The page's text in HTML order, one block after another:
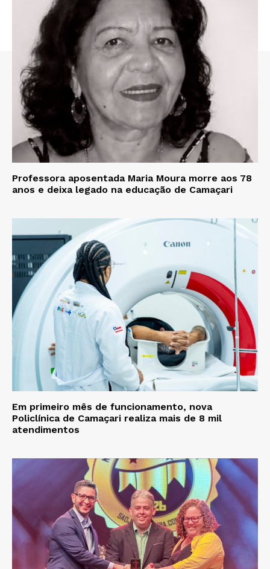
Professora aposentada Maria Moura morre aos 78
anos e deixa legado na educação de Camaçari
Em primeiro mês de funcionamento, nova
Policlínica de Camaçari realiza mais de 8 mil
atendimentos